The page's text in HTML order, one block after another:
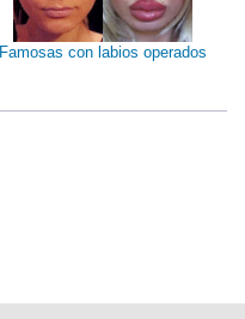
Famosas con labios operados